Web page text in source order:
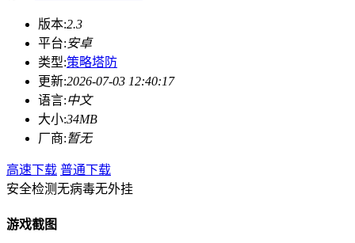
版本:2.3
平台:安卓
类型:策略塔防
更新:2026-07-03 12:40:17
语言:中文
大小:34MB
厂商:暂无
高速下载 普通下载
安全检测无病毒无外挂
游戏截图